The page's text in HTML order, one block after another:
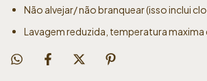
Não alvejar/ não branquear (isso inclui
Lavagem reduzida, temperatura maxima